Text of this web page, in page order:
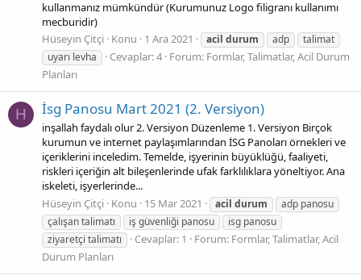
kullanmanız mümkündür (Kurumunuz Logo filigranı kullanımı
mecburidir)
Hüseyin Çitçi Konu 1 Ara 2021 acil durum adp
talimat
uyarı levha
Cevaplar: 4 Forum: Formlar, Talimatlar, Acil Durum
Planları
H İsg Panosu Mart 2021 (2. Versiyon)
inşallah faydalı olur 2. Versiyon Düzenleme 1. Versiyon Birçok
kurumun ve internet paylaşımlarından İSG Panoları örnekleri ve
içeriklerini inceledim. Temelde, işyerinin büyüklüğü, faaliyeti,
riskleri içeriğin alt bileşenlerinde ufak farklılıklara yöneltiyor. Ana
iskeleti, işyerlerinde...
Hüseyin Çitçi Konu 15 Mar 2021 acil durum
adp panosu
çalışan talimatı
iş güvenliği panosu
isg panosu
ziyaretçi talimatı
Cevaplar: 1 Forum: Formlar, Talimatlar, Acil
Durum Planları